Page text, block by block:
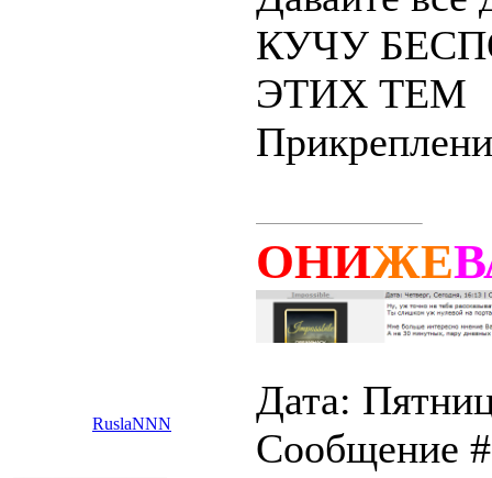
КУЧУ
ЭТИХ ТЕМ
ОНИЖЕ
RuslaNNN
Дата:
Сообщение